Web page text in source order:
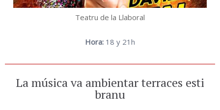
Teatru de la Llaboral
Hora: 18 y 21h
La música va ambientar terraces esti
branu